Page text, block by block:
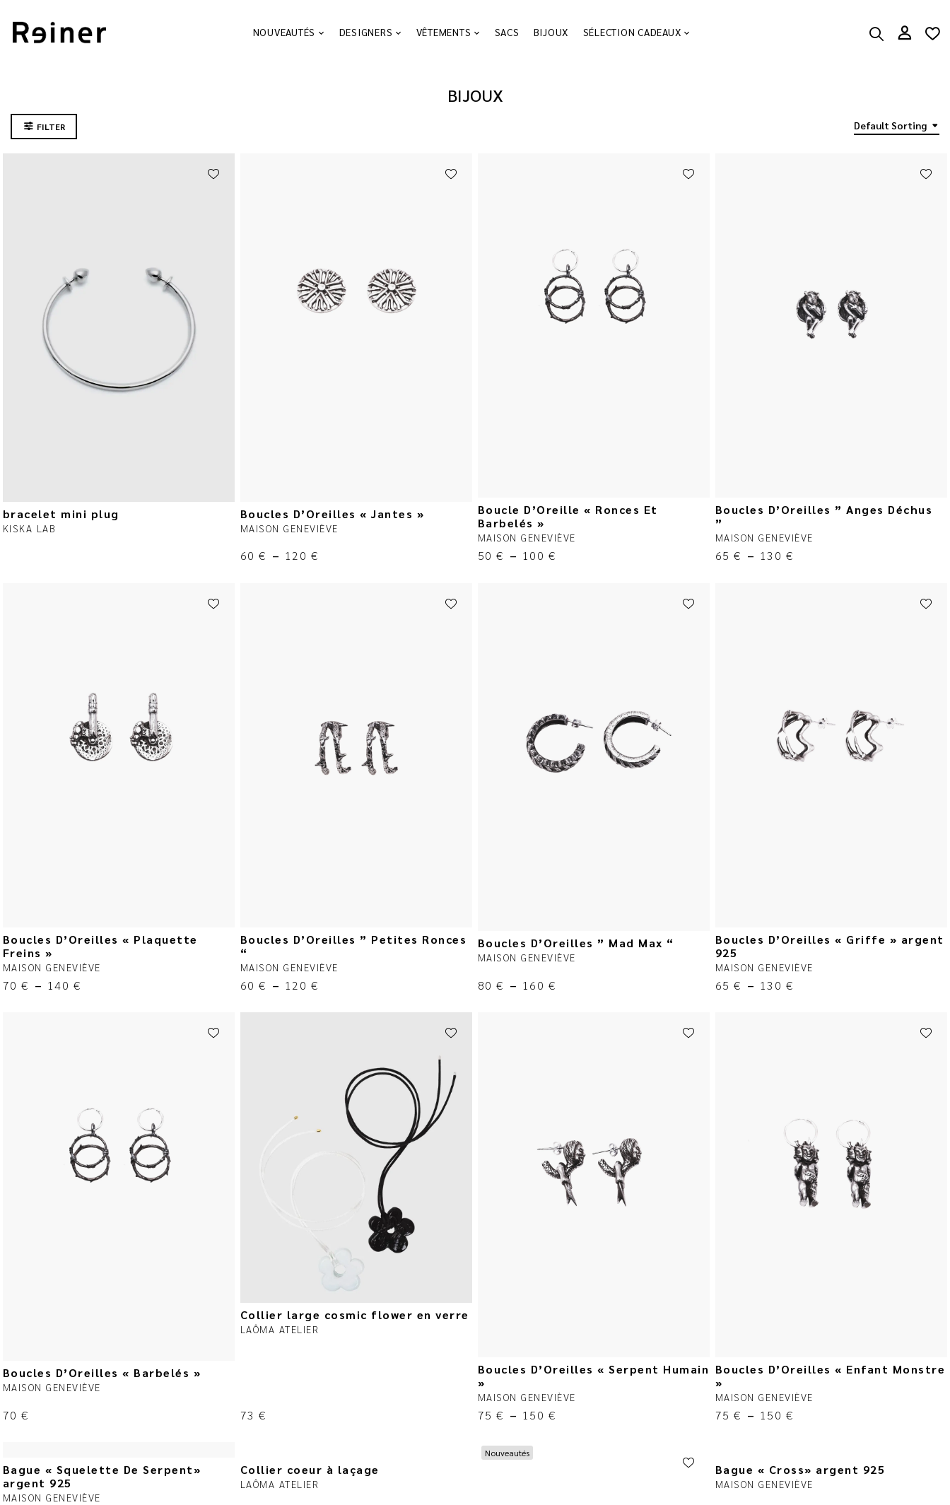
NOUVEAUTÉS DESIGNERS VÊTEMENTS SACS BIJOUX SÉLECTION CADEAUX
BIJOUX
FILTER Default Sorting
bracelet mini plug
KISKA LAB
Boucles D’Oreilles « Jantes »
MAISON GENEVIÈVE
60€ – 120 €
Boucle D’Oreille « Ronces Et
Barbelés »
MAISON GENEVIÈVE
50€ – 100 €
Boucles D’Oreilles ” Anges Déchus
”
MAISON GENEVIÈVE
65€ – 130 €
Boucles D’Oreilles « Plaquette
Freins »
MAISON GENEVIÈVE
70€ – 140 €
Boucles D’Oreilles ” Petites Ronces
“
MAISON GENEVIÈVE
60€ – 120 €
Boucles D’Oreilles ” Mad Max “
MAISON GENEVIÈVE
80€ – 160 €
Boucles D’Oreilles « Griffe » argent
925
MAISON GENEVIÈVE
65€ – 130 €
Boucles D’Oreilles « Barbelés »
MAISON GENEVIÈVE
70€
Collier large cosmic flower en verre
LAÔMA ATELIER
73€
Boucles D’Oreilles « Serpent Humain
»
MAISON GENEVIÈVE
75€ – 150 €
Boucles D’Oreilles « Enfant Monstre
»
MAISON GENEVIÈVE
75€ – 150 €
Bague « Squelette De Serpent»
argent 925
MAISON GENEVIÈVE
Collier coeur à laçage
LAÔMA ATELIER
Nouveautés
Bague « Cross» argent 925
MAISON GENEVIÈVE